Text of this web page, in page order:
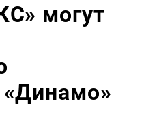
могут
«Динамо»